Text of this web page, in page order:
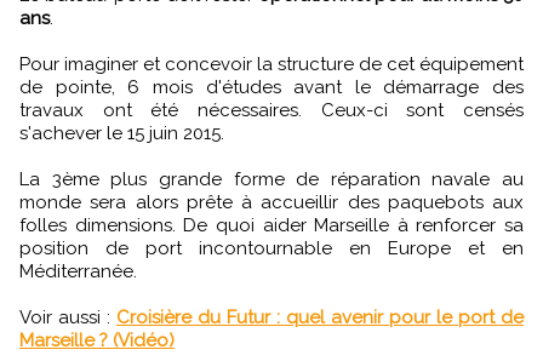
ans.
Pour imaginer et concevoir la structure de cet équipement
de pointe, 6 mois d'études avant le démarrage des
travaux ont été nécessaires. Ceux-ci sont censés
s'achever le 15 juin 2015.
La 3ème plus grande forme de réparation navale au
monde sera alors prête à accueillir des paquebots aux
folles dimensions. De quoi aider Marseille à renforcer sa
position de port incontournable en Europe et en
Méditerranée.
Voir aussi : Croisière du Futur : quel avenir pour le port de
Marseille ? (Vidéo)